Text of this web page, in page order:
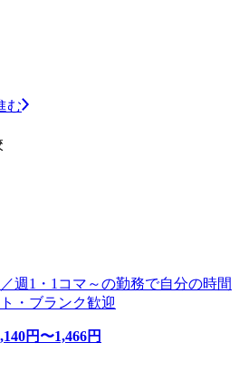
む
週1・1コマ～の勤務で自分の時間
・ブランク歓迎
円〜1,466円